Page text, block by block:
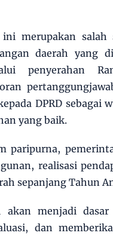
merupakan
daerah yang
penyerahan
DPRD
yang baik.
paripurna,
realisasi
sepanjang Tahun
akan menjadi
dan